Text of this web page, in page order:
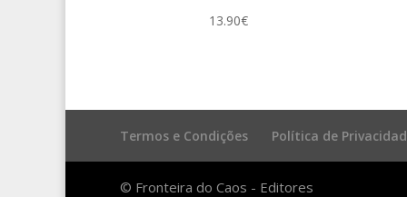
13.90€
Termos e Condições Política de
© Fronteira do Caos - Editores